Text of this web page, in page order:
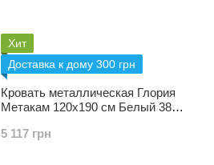
Хит
Доставка к дому 300 грн
Кровать металлическая Глория
Метакам 120х190 см Белый 38
5 117 грн